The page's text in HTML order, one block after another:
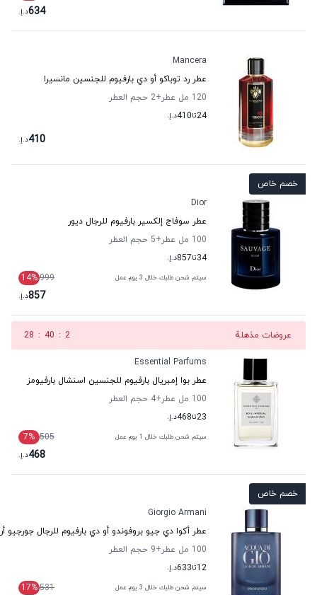
634د.إ.
Mancera
عطر رد توباكو أو دي بارفيوم للجنسين مانسيرا
120 مل عطر
+2
حجم العطر
24تا410د.إ.
410د.إ.
خصم خاص
Dior
عطر سوفاج إلكسير بارفيوم للرجال ديور
100 مل عطر
+5
حجم العطر
34تا857د.إ.
سيتم شحن طلبك خلال 3 يوم عمل 999
14%
857د.إ.
عروضات مذهلة 1
:
40
:
28
Essential Parfums
عطر بوا إمبريال بارفيوم للجنسين اسنشال بارفيومز
100 مل عطر
+4
حجم العطر
23تا468د.إ.
سيتم شحن طلبك خلال 1 يوم عمل 505
7%
468د.إ.
خصم خاص
Giorgio Armani
عطر أكوا دي جيو بروفوندو أو دي بارفيوم للرجال جورجيو
100 مل عطر
+9
حجم العطر
12تا633د.إ.
سيتم شحن طلبك خلال 3 يوم عمل 531
17%